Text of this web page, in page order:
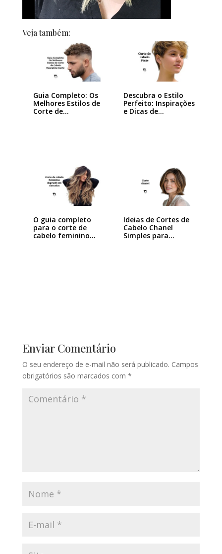
Veja também:
Guia Completo: Os
Melhores Estilos de
Corte de…
Descubra o Estilo
Perfeito: Inspirações
e Dicas de…
O guia completo
para o corte de
cabelo feminino…
Ideias de Cortes de
Cabelo Chanel
Simples para…
Enviar Comentário
O seu endereço de e-mail não será publicado. Campos
obrigatórios são marcados com *